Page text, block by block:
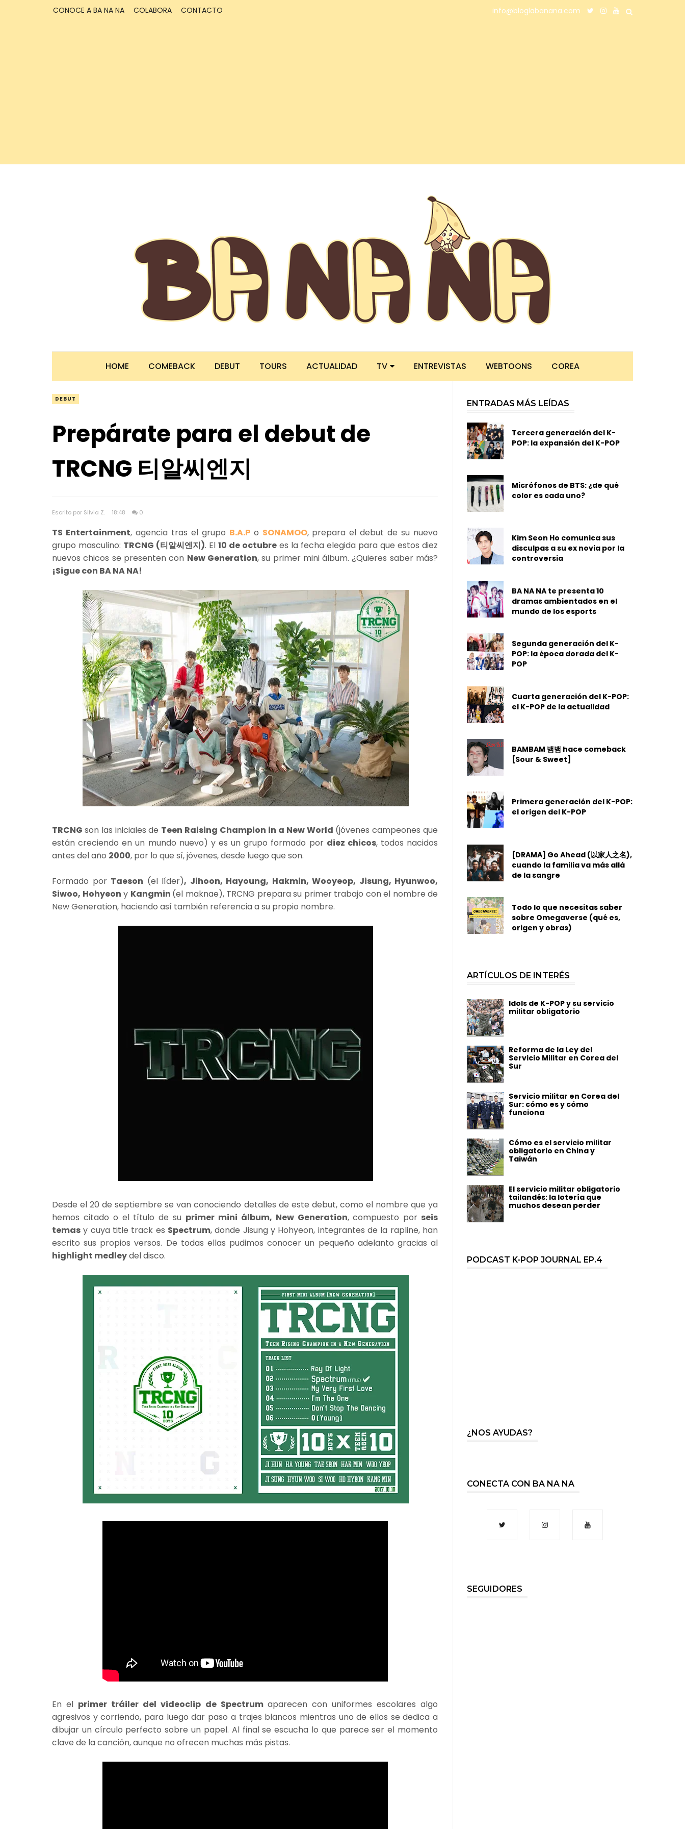
CONOCE A BA NA NA COLABORA CONTACTO info@bloglabanana.com
HOME COMEBACK DEBUT TOURS ACTUALIDAD TV ENTREVISTAS WEBTOONS COREA
DEBUT
Prepárate para el debut de
TRCNG 티알씨엔지
Escrito por Silvia Z. 18:48 0
TS Entertainment, agencia tras el grupo B.A.Po SONAMOO, prepara el debut de su nuevo
grupo masculino: TRCNG (티알씨엔지). El10 de octubre es la fecha elegida para que estos diez
nuevos chicos se presenten con New Generation, su primer mini álbum. ¿Quieres saber más?
¡Sigue con BA NA NA!
TRCNG son las iniciales de Teen Raising Champion in a New World (jóvenes campeones que
están creciendo en un mundo nuevo) y es un grupo formado por diez chicos, todos nacidos
antes del año 2000, por lo que sí, jóvenes, desde luego que son.
Formado por Taeson (el líder), Jihoon, Hayoung, Hakmin, Wooyeop, Jisung, Hyunwoo,
Siwoo, Hohyeon y Kangmin (el maknae), TRCNG prepara su primer trabajo con el nombre de
New Generation, haciendo así también referencia a su propio nombre.
Desde el 20 de septiembre se van conociendo detalles de este debut, como el nombre que ya
hemos citado o el título de su primer mini álbum, New Generation, compuesto por seis
temas y cuya title track es Spectrum, donde Jisung y Hohyeon, integrantes de la rapline, han
escrito sus propios versos. De todas ellas pudimos conocer un pequeño adelanto gracias al
highlight medleydel disco.
En el primer tráiler del videoclip de Spectrum aparecen con uniformes escolares algo
agresivos y corriendo, para luego dar paso a trajes blancos mientras uno de ellos se dedica a
dibujar un círculo perfecto sobre un papel. Al final se escucha lo que parece ser el momento
clave de la canción, aunque no ofrecen muchas más pistas.
ENTRADAS MÁS LEÍDAS
Tercera generación del K-
POP: la expansión del K-POP
Micrófonos de BTS: ¿de qué
color es cada uno?
Kim Seon Ho comunica sus
disculpas a su ex novia por la
controversia
BA NA NA te presenta 10
dramas ambientados en el
mundo de los esports
Segunda generación del K-
POP: la época dorada del K-
POP
Cuarta generación del K-POP:
el K-POP de la actualidad
BAMBAM 뱀뱀 hace comeback
[Sour & Sweet]
Primera generación del K-POP:
el origen del K-POP
[DRAMA] Go Ahead (以家人之名),
cuando la familia va más allá
de la sangre
Todo lo que necesitas saber
sobre Omegaverse (qué es,
origen y obras)
ARTÍCULOS DE INTERÉS
Idols de K-POP y su servicio
militar obligatorio
Reforma de la Ley del
Servicio Militar en Corea del
Sur
Servicio militar en Corea del
Sur: cómo es y cómo
funciona
Cómo es el servicio militar
obligatorio en China y
Taiwán
El servicio militar obligatorio
tailandés: la lotería que
muchos desean perder
PODCAST K-POP JOURNAL EP.4
¿NOS AYUDAS?
CONECTA CON BA NA NA
SEGUIDORES